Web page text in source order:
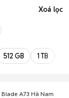
Xoá lọc
512 GB 1 TB
Blade A73 Hà Nam